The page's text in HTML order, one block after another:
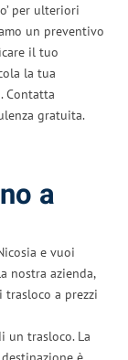
per ulteriori
un preventivo
il tuo
la tua
Contatta
gratuita.
a
e vuoi
nostra azienda,
trasloco a prezzi
un trasloco. La